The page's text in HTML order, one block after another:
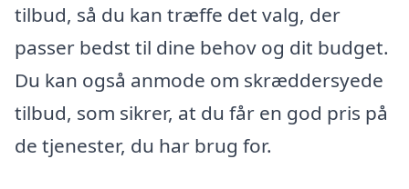
tilbud, så du kan træffe det valg, der
passer bedst til dine behov og dit budget.
Du kan også anmode om skræddersyede
tilbud, som sikrer, at du får en god pris på
de tjenester, du har brug for.